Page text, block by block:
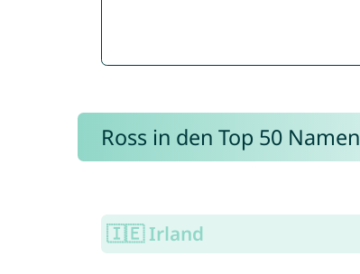
Ross in den Top 50 Namen
🇮🇪 Irland